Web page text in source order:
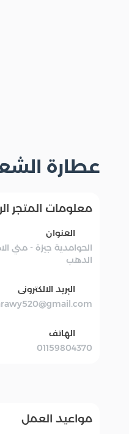
عطارة
معلومات المتجر
العنوان
الحوامدية جيزة - مني
الدهب
البريد الالكترونى
الهاتف
01159804370
مواعيد العمل